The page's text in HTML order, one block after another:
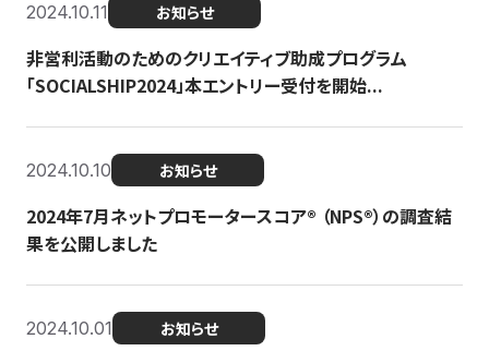
2024.10.11 お知らせ
非営利活動のためのクリエイティブ助成プログラム
「SOCIALSHIP2024」本エントリー受付を開始...
2024.10.10 お知らせ
2024年7月ネットプロモータースコア®︎ （NPS®︎）の調査結
果を公開しました
2024.10.01 お知らせ